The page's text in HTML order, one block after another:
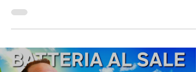
il cantiere della mia casa in ristrutturazione,